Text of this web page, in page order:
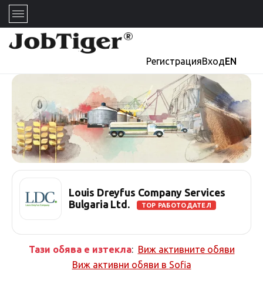
РегистрацияВходEN
Louis Dreyfus Company Services
Bulgaria Ltd.
TOP РАБОТОДАТЕЛ
Тази обява е изтекла: Виж активните обяви
Виж активни обяви в Sofia